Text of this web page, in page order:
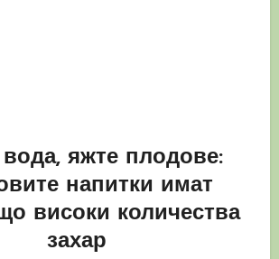
яжте плодове:
напитки имат
високи количества
захар